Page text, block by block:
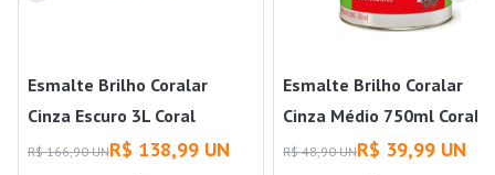
Esmalte Brilho Coralar
Cinza Escuro 3L Coral
R$ 166,90 UNR$ 138,99 UN
Esmalte Brilho Coralar
Cinza Médio 750ml Coral
R$ 48,90 UNR$ 39,99 UN